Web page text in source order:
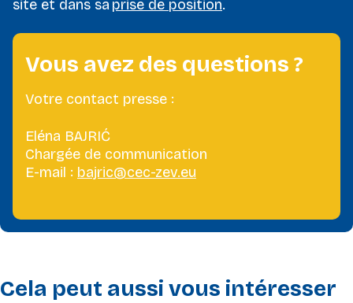
site et dans sa prise de position.
Vous avez des questions ?
Votre contact presse :
Eléna BAJRIĆ
Chargée de communication
E-mail : bajric@cec-zev.eu
Cela peut aussi vous intéresser